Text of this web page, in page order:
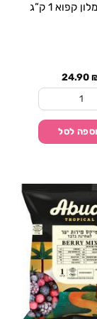
1 ק"ג
קפוא 1 ק”ג
24.90
כמות של עבודי - מלון
לסל